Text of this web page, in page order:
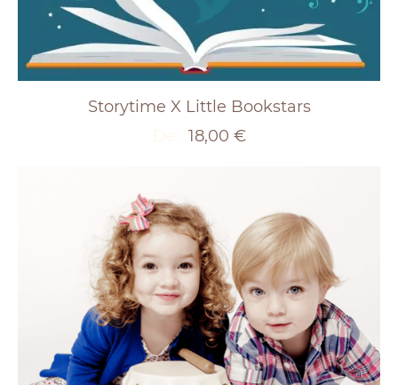
Storytime X Little Bookstars
18,00 €